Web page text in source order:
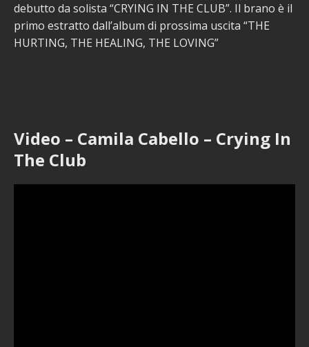
debutto da solista “CRYING IN THE CLUB”. Il brano è il
primo estratto dall’album di prossima uscita “THE
HURTING, THE HEALING, THE LOVING”
Video – Camila Cabello – Crying In
The Club